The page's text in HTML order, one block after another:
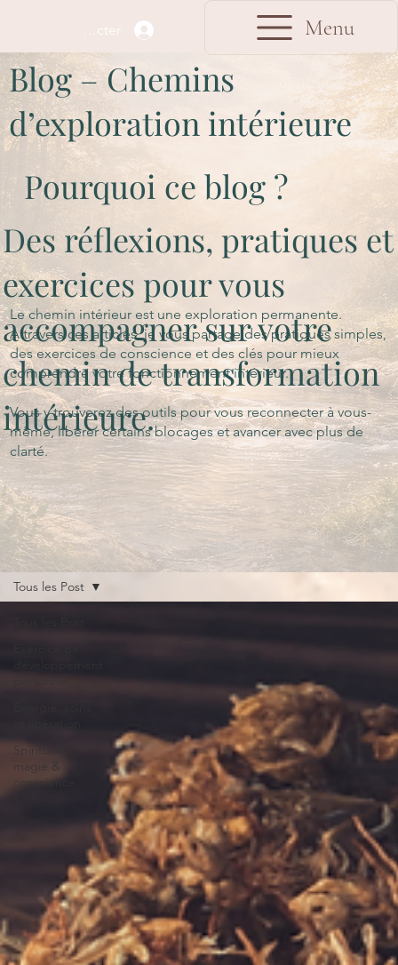
Se connecter Menu
Blog – Chemins
d’exploration intérieure
Des réflexions, pratiques et
exercices pour vous
accompagner sur votre
chemin de transformation
intérieure.
Pourquoi ce blog ?
Le chemin intérieur est une exploration permanente.
À travers ces articles, je vous partage des pratiques simples,
des exercices de conscience et des clés pour mieux
comprendre votre fonctionnement intérieur.
Vous y trouverez des outils pour vous reconnecter à vous-
même, libérer certains blocages et avancer avec plus de
clarté.
Spiritualité,
magie &
conscience
Tous les Post